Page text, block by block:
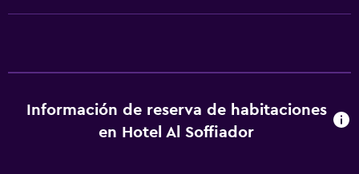
Calefacción
Información de reserva de habitaciones
en Hotel Al Soffiador